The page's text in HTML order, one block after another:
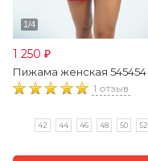
1 250 ₽
Пижама женская 545454
1 отзыв
42 44 46 48 50 52